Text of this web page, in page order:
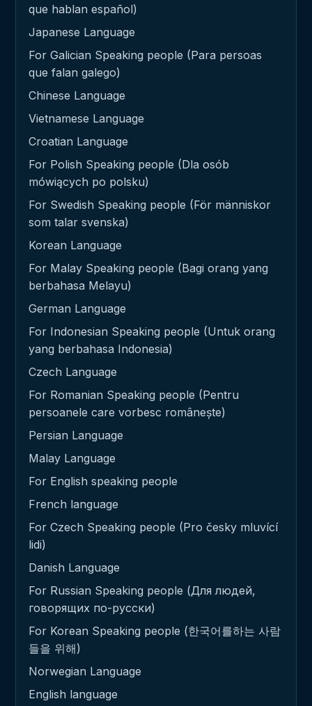
que hablan español)
Japanese Language
For Galician Speaking people (Para persoas
que falan galego)
Chinese Language
Vietnamese Language
Croatian Language
For Polish Speaking people (Dla osób
mówiących po polsku)
For Swedish Speaking people (För människor
som talar svenska)
Korean Language
For Malay Speaking people (Bagi orang yang
berbahasa Melayu)
German Language
For Indonesian Speaking people (Untuk orang
yang berbahasa Indonesia)
Czech Language
For Romanian Speaking people (Pentru
persoanele care vorbesc românește)
Persian Language
Malay Language
For English speaking people
French language
For Czech Speaking people (Pro česky mluvící
lidi)
Danish Language
For Russian Speaking people (Для людей,
говорящих по-русски)
For Korean Speaking people (한국어를하는 사람
들을 위해)
Norwegian Language
English language